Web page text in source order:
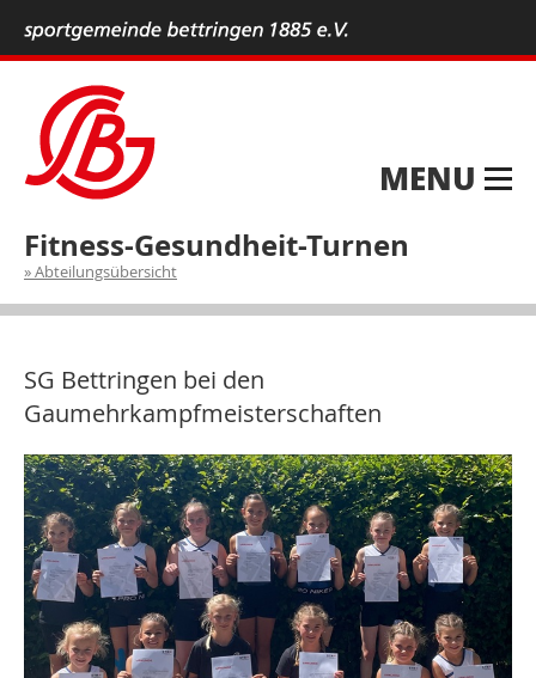
MENU
Fitness-Gesundheit-Turnen
Abteilungsübersicht
SG Bettringen bei den
Gaumehrkampfmeisterschaften